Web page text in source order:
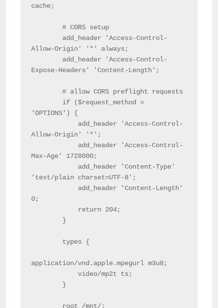
cache;
        # CORS setup
Allow-Origin' '*' always;
Expose-Headers' 'Content-Length';
        # allow CORS preflight requests
'OPTIONS') {
Allow-Origin' '*';
Max-Age' 1728000;
'text/plain charset=UTF-8';
0;
application/vnd.apple.mpegurl m3u8;
            video/mp2t ts;